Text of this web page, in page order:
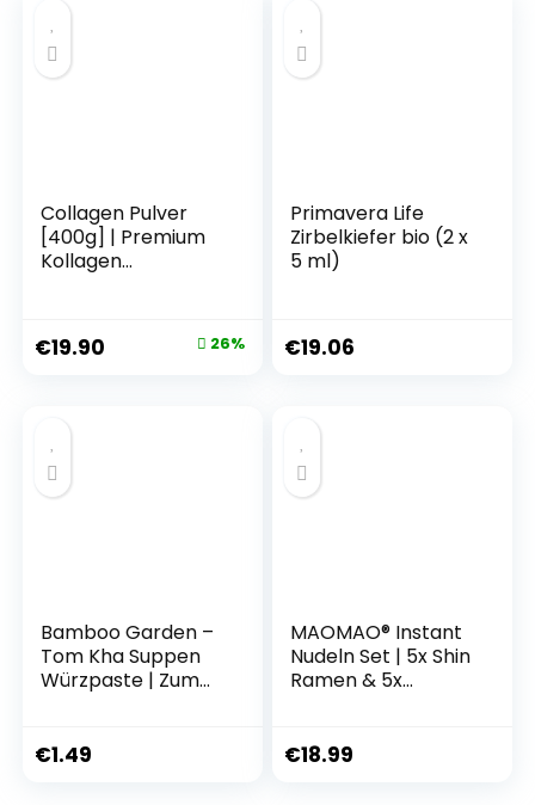
Collagen Pulver
[400g] | Premium
Kollagen
| Hochdosiert
Kollagenpulver mit
Himbeergeschmac
k | in Deutschland
hergestellt | Alpha
Foods
€19.90 26%
Primavera Life
Zirbelkiefer bio (2 x
5 ml)
€19.06
Bamboo Garden –
Tom Kha Suppen
Würzpaste | Zum
Für 4 Portionen |
€1.49
MAOMAO® Instant
Nudeln Set | 5x Shin
Ramen & 5x
Nong Shim)
€18.99